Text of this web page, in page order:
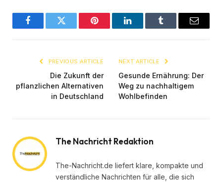
FacebookTwitter Pinterest LinkedInTumblr Email
PREVIOUS ARTICLE
Die Zukunft der
pflanzlichen Alternativen
in Deutschland
NEXT ARTICLE
Gesunde Ernährung: Der
Weg zu nachhaltigem
Wohlbefinden
The Nachricht Redaktion
The-Nachricht.de liefert klare, kompakte und
verständliche Nachrichten für alle, die sich